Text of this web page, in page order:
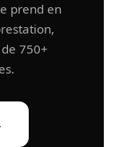
prend en
750+